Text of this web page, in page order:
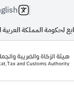
المملكة العربية